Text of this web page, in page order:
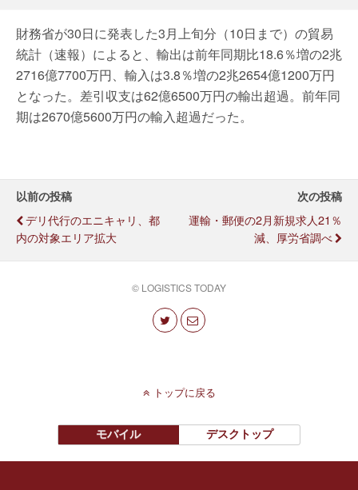
財務省が30日に発表した3月上旬分（10日まで）の貿易
統計（速報）によると、輸出は前年同期比18.6％増の2兆
2716億7700万円、輸入は3.8％増の2兆2654億1200万円
となった。差引収支は62億6500万円の輸出超過。前年同
期は2670億5600万円の輸入超過だった。
以前の投稿
デリ代行のエニキャリ、都
内の対象エリア拡大
次の投稿
運輸・郵便の2月新規求人21％
減、厚労省調べ
© LOGISTICS TODAY
トップに戻る
モバイル デスクトップ